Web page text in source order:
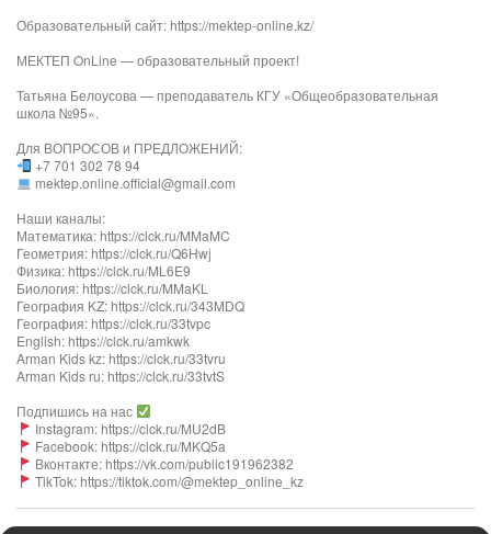
Образовательный сайт: https://mektep-online.kz/
МЕКТЕП OnLine — образовательный проект!
Татьяна Белоусова — преподаватель КГУ «Общеобразовательная
школа №95».
Для ВОПРОСОВ и ПРЕДЛОЖЕНИЙ:
+7 701 302 78 94
mektep.online.official@gmail.com
Наши каналы:
Математика: https://clck.ru/MMaMC
Геометрия: https://clck.ru/Q6Hwj
Физика: https://clck.ru/ML6E9
Биология: https://clck.ru/MMaKL​​​​​​
География KZ: https://clck.ru/343MDQ
География: https://clck.ru/33tvpc
English: https://clck.ru/amkwk
Arman Kids kz: https://clck.ru/33tvru
Arman Kids ru: https://clck.ru/33tvtS
Подпишись на нас
Instagram: https://clck.ru/MU2dB
Facebook: https://clck.ru/MKQ5a
Вконтакте: https://vk.com/public191962382
TikTok: https://tiktok.com/@mektep_online_kz